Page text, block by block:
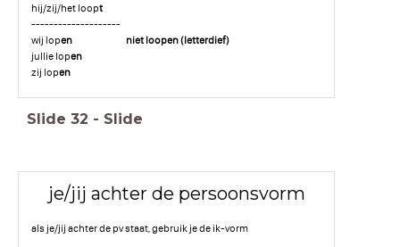
hij/zij/het loopt
--------------------
wij lopen niet loopen (letterdief)
jullie lopen
zij lopen
Slide 32 - Slide
je/jij achter de persoonsvorm
als je/jij achter de pv staat, gebruik je de ik-vorm